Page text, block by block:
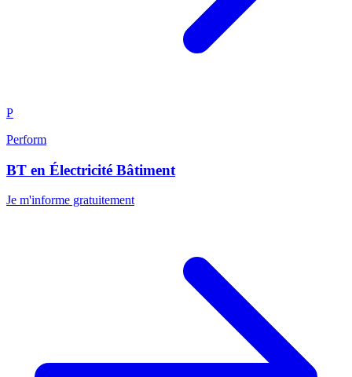
P
Perform
BT en Électricité Bâtiment
Je m'informe gratuitement